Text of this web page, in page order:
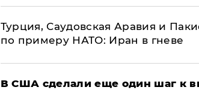
Турция, Саудовская Аравия и
по примеру НАТО: Иран в гневе
В США сделали еще один шаг к